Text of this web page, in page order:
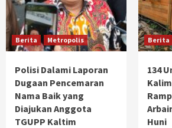
Berita Metropolis
Polisi Dalami Laporan
Dugaan Pencemaran
Nama Baik yang
Diajukan Anggota
TGUPP Kaltim
Berita
134
Huni